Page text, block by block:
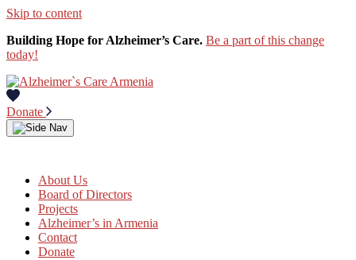
Skip to content
Building Hope for Alzheimer’s Care. Be a part of this change
today!
Donate
About Us
Board of Directors
Projects
Alzheimer’s in Armenia
Contact
Donate